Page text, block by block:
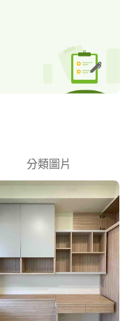
分類圖片